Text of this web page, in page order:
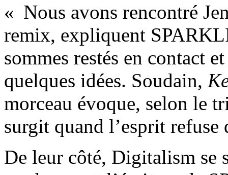
« Nous avons rencontré
remix, expliquent
sommes restés en contact
quelques idées. Soudain,
morceau évoque, selon le
surgit quand l’esprit refuse
De leur côté, Digitalism se